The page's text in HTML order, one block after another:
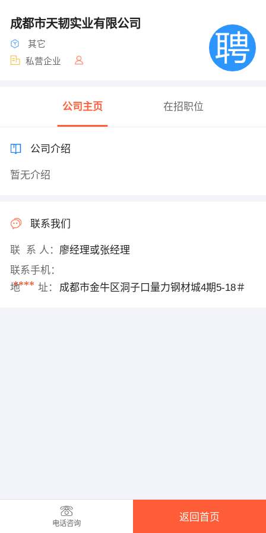
成都市天韧实业有限公司
其它
私营企业
公司主页 在招职位
公司介绍
暂无介绍
联系我们
联 系 人： 廖经理或张经理
联系手机：
****
地 址： 成都市金牛区洞子口量力钢材城4期5-18＃
电话咨询
返回首页